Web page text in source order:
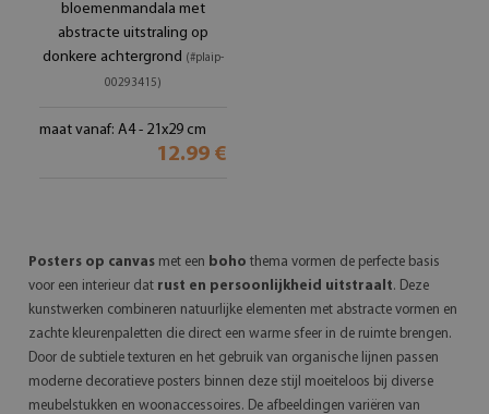
bloemenmandala met
abstracte uitstraling op
donkere achtergrond (#plaip-
00293415)
maat vanaf: A4 - 21x29 cm
12.99 €
Posters op canvas met een boho thema vormen de perfecte basis
voor een interieur dat rust en persoonlijkheid uitstraalt. Deze
kunstwerken combineren natuurlijke elementen met abstracte vormen en
zachte kleurenpaletten die direct een warme sfeer in de ruimte brengen.
Door de subtiele texturen en het gebruik van organische lijnen passen
moderne decoratieve posters binnen deze stijl moeiteloos bij diverse
meubelstukken en woonaccessoires. De afbeeldingen variëren van